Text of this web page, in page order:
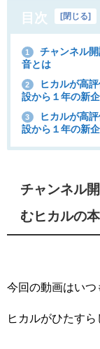
目次 閉じる
1
チャンネル
音とは
2
ヒカルが高
設から１年の新
3
ヒカルが高
設から１年の新
チャンネル
むヒカルの
今回の動画はいつ
ヒカルがひたすら